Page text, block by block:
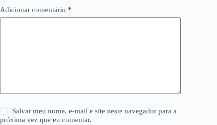
Adicionar comentário *
Salvar meu nome, e-mail e site neste navegador para a
próxima vez que eu comentar.